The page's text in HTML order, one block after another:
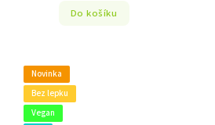
Do košíku
Novinka
Bez lepku
Vegan